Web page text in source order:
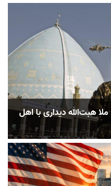
هبت‌الله دیداری با اهل